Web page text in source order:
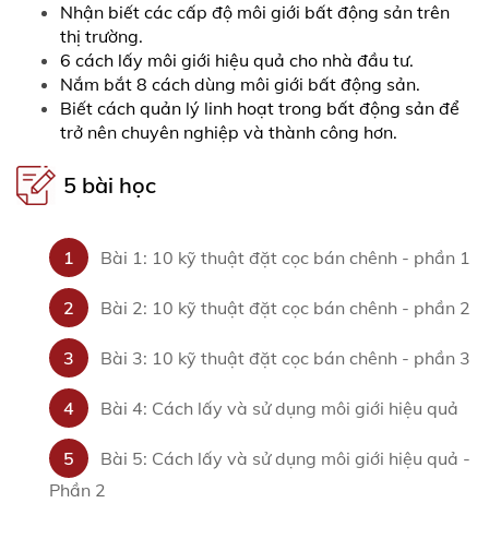
Nhận biết các cấp độ môi giới bất động sản trên
thị trường.
6 cách lấy môi giới hiệu quả cho nhà đầu tư.
Nắm bắt 8 cách dùng môi giới bất động sản.
Biết cách quản lý linh hoạt trong bất động sản để
trở nên chuyên nghiệp và thành công hơn.
5 bài học
1 Bài 1: 10 kỹ thuật đặt cọc bán chênh - phần 1
2 Bài 2: 10 kỹ thuật đặt cọc bán chênh - phần 2
3 Bài 3: 10 kỹ thuật đặt cọc bán chênh - phần 3
4 Bài 4: Cách lấy và sử dụng môi giới hiệu quả
5
Bài 5: Cách lấy và sử dụng môi giới hiệu quả -
Phần 2